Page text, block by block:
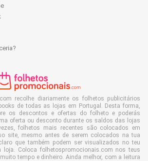
recolhe diariamente os folhetos publicitários
de todas as lojas em Portugal. Desta forma,
os descontos e ofertas do folheto e poderás
oferta ou desconto durante os saldos das lojas
folhetos mais recentes são colocados em
site, mesmo antes de serem colocados na tua
que também podem ser visualizados no teu
loja. Coloca folhetospromocionais.com nos teus
tempo e dinheiro. Ainda melhor, com a leitura